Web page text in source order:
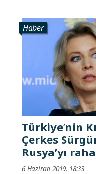
Haber
Türkiye’nin
Çerkes
Rusya’yı
6 Haziran 2019, 18:33